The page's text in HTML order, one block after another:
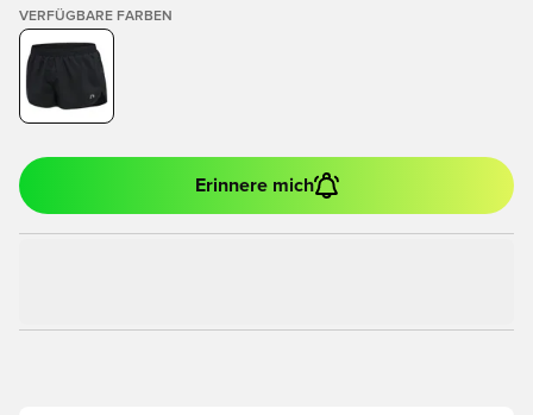
VERFÜGBARE FARBEN
Erinnere mich